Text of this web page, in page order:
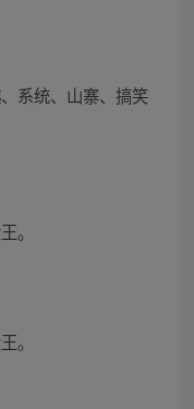
系统、山寨、搞笑
。
。